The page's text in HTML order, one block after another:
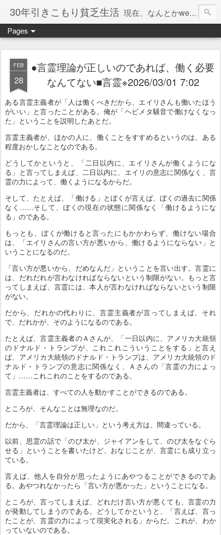
30年引きこもり貧乏生活 現在、なんとかweb系の仕事で食べています。このブログで扱う問題は「この世とはなにか」「人生とはなにか」「人間とはなにか」「強迫神経症の原因と解決法」「うつ病の原因と寄り添う方法」「家族の問題」などについてです。
Pages
FEB
28
●言霊理論が正しいのであれば、働く必要
なんてない■言霊※2026/03/01 7:02
ある言霊主義者が「人は働くべきだから、エイリさんも働いたほう
がいい」と言ったことがある。俺が「ヘビメタ騒音で働けなくなっ
た」ということを説明したあとだ。
言霊主義者が、ほかの人に、働くことをすすめるというのは、ある
程度おかしなことなのである。
どうしてかというと、「二日以内に、エイリさんが働くようにな
る」と言ってしまえば、二日以内に、エイリの意志に関係なく、言
霊の力によって、働くようになるからだ。
そして、たとえば、「働ける」とぼくが言えば、ぼくの過去に関係
なく……そして、ぼくの現在の状態に関係なく「働けるようにな
る」のである。
もっとも、ぼくが働けると言ったにもかかわらず、働けない場合
は、「エイリさんの言い方が悪いから、働けるようにならない」と
いうことになるのだ。
「言い方が悪いから、だめなんだ」ということを言い出す。言霊に
は、だれだれが言わなければならないという制限がない。もっと言
ってしまえば、言霊には、本人が言わなければならないという制限
がない。
だから、だれかの代わりに、言霊主義者が言ってしまえば、それ
で、だれかが、そのようになるのである。
たとえば、言霊主義者のＡさんが、「一日以内に、アメリカ大統領
のドナルド・トランプが、これこれこういうことをする」と言え
ば、アメリカ大統領のドナルド・トランプは、アメリカ大統領のド
ナルド・トランプの意志に関係なく、Ａさんの「言霊の力によっ
て」……これこれのことをするのである。
言霊主義者は、すべての人を動かすことができるのである。
ところが、そんなことは無理なのだ。
だから、「言霊理論は正しい」という考え方は、間違っている。
以前、思霊の話で「のび太が、ジャイアンをして、のび太をなぐら
せる」ということを書いたけど、おなじことが、言霊にも成り立っ
ている。
言えば、他人を自分が思ったようにあやつることができるのであ
る。あやつれなかったら「言い方が悪かった」ということになる。
ところが、言ってしまえば、どれだけ言い方が悪くても、言霊の力
が発動してしまうのである。どうしてかというと、「言えば、言っ
たことが、言霊の力によって現実化される」からだ。これが、わか
っていないのである。